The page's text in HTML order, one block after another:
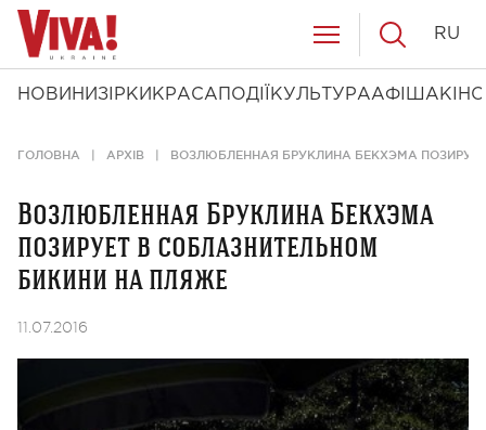
НОВИНИ ЗІРКИ КРАСА ПОДІЇ КУЛЬТУРААФІША КІНО
RU
ГОЛОВНА АРХІВ ВОЗЛЮБЛЕННАЯ БРУКЛИНА БЕКХЭМА
Возлюбленная Бруклина Бекхэма
позирует в соблазнительном
бикини на пляже
11.07.2016